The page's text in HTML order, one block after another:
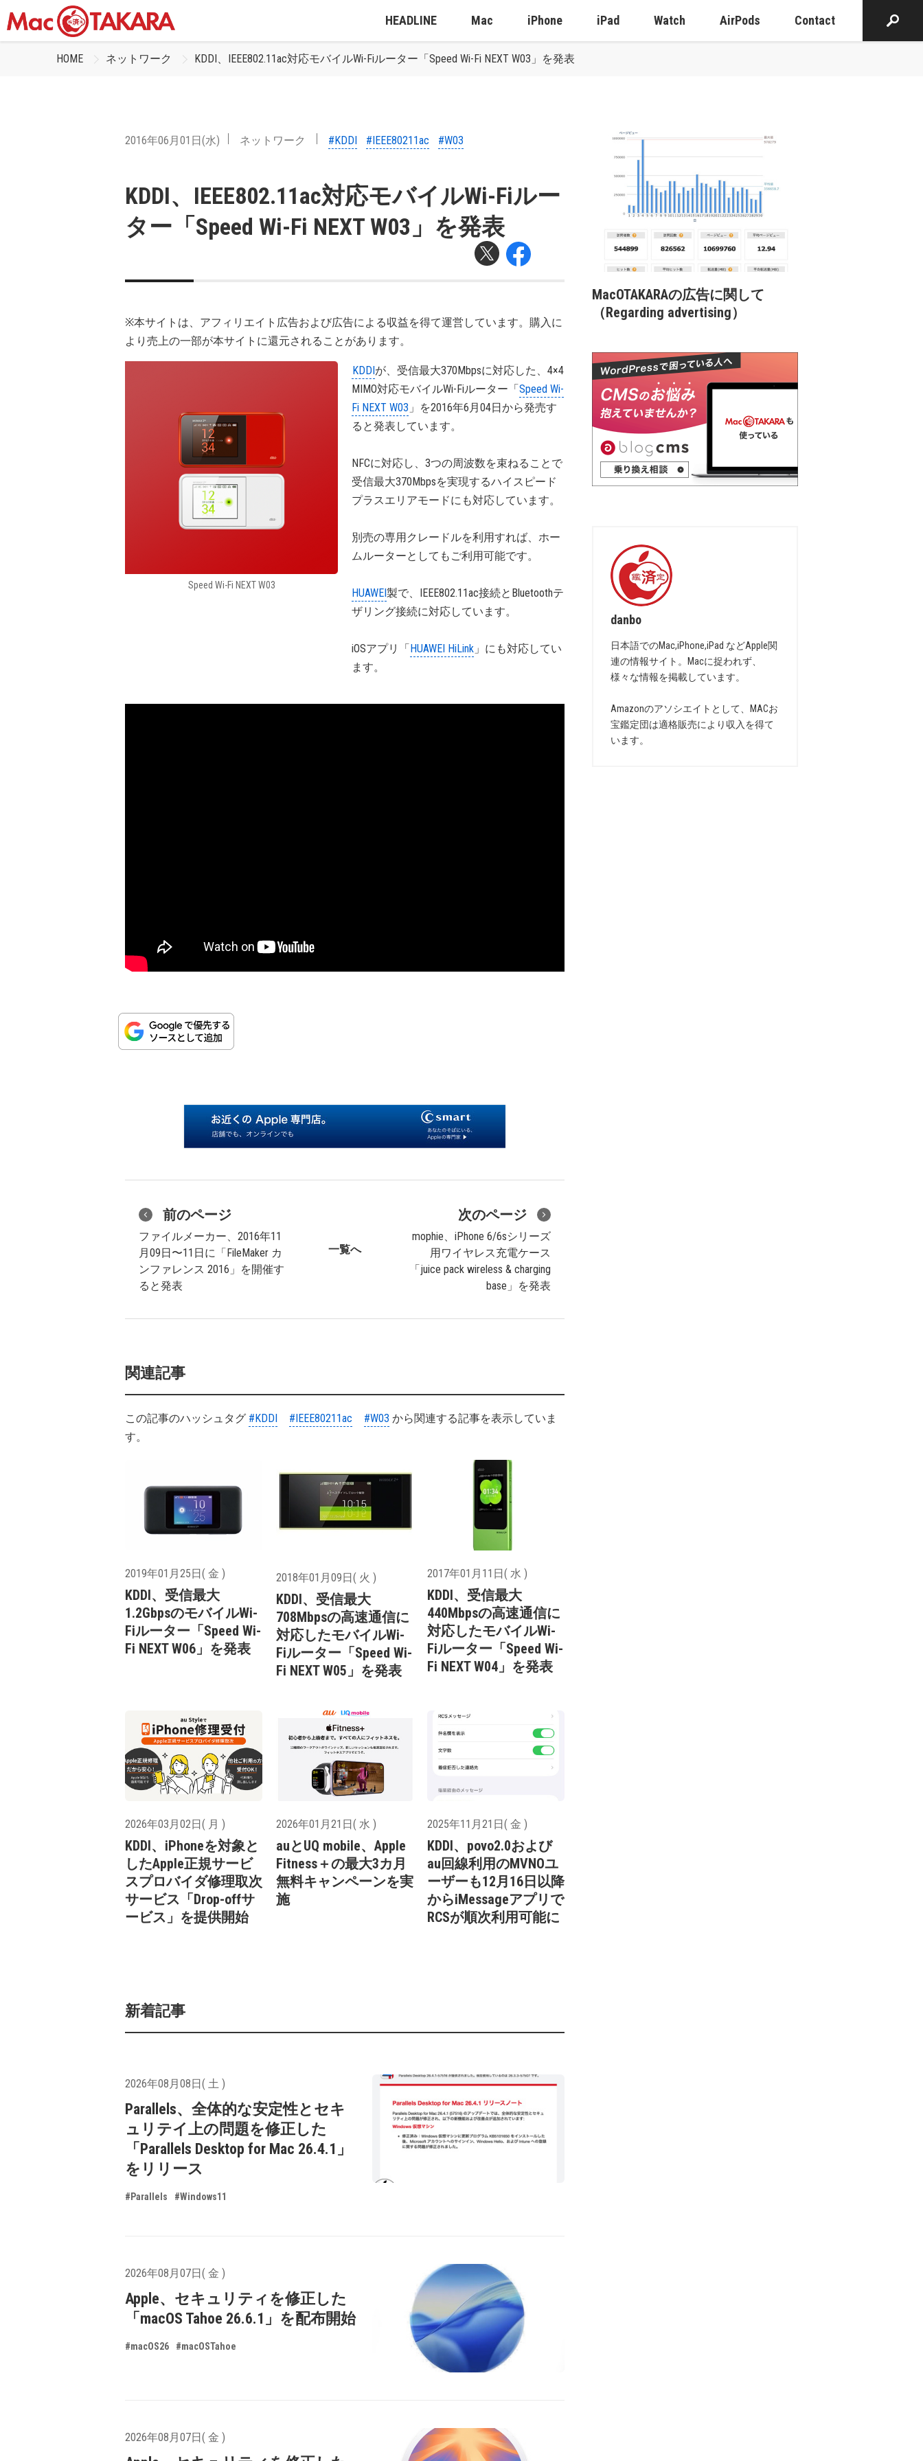
HEADLINE Mac iPhone iPad Watch AirPods Contact
HOME ネットワーク KDDI、IEEE802.11ac対応モバイルWi-Fiルーター「Speed Wi-Fi NEXT W03」を発表
2016年06月01日(水) ネットワーク #KDDI #IEEE80211ac #W03
KDDI、IEEE802.11ac対応モバイルWi-Fiルー
ター「Speed Wi-Fi NEXT W03」を発表
※本サイトは、アフィリエイト広告および広告による収益を得て運営しています。購入に
より売上の一部が本サイトに還元されることがあります。
Speed Wi-Fi NEXT W03
KDDIが、受信最大370Mbpsに対応した、4×4
MIMO対応モバイルWi-Fiルーター「Speed Wi-
Fi NEXT W03 」を2016年6月04日から発売す
ると発表しています。
NFCに対応し、3つの周波数を束ねることで
受信最大370Mbpsを実現するハイスピード
プラスエリアモードにも対応しています。
別売の専用クレードルを利用すれば、ホー
ムルーターとしてもご利用可能です。
HUAWEI製で、IEEE802.11ac接続とBluetoothテ
ザリング接続に対応しています。
iOSアプリ「HUAWEI HiLink 」にも対応してい
ます。
前のページ
ファイルメーカー、2016年11
月09日〜11日に「FileMaker カ
ンファレンス 2016」を開催す
ると発表
一覧へ
次のページ
mophie、iPhone 6/6sシリーズ
用ワイヤレス充電ケース
「juice pack wireless & charging
base」を発表
関連記事
この記事のハッシュタグ #KDDI #IEEE80211ac #W03 から関連する記事を表示していま
す。
2019年01月25日( 金 )
KDDI、受信最大
1.2GbpsのモバイルWi-
Fiルーター「Speed Wi-
Fi NEXT W06」を発表
2018年01月09日( 火 )
KDDI、受信最大
708Mbpsの高速通信に
対応したモバイルWi-
Fiルーター「Speed Wi-
Fi NEXT W05」を発表
2017年01月11日( 水 )
KDDI、受信最大
440Mbpsの高速通信に
対応したモバイルWi-
Fiルーター「Speed Wi-
Fi NEXT W04」を発表
2026年03月02日( 月 )
KDDI、iPhoneを対象と
したApple正規サービ
スプロバイダ修理取次
サービス「Drop-offサ
ービス」を提供開始
2026年01月21日( 水 )
auとUQ mobile、Apple
Fitness＋の最大3カ月
無料キャンペーンを実
施
2025年11月21日( 金 )
KDDI、povo2.0および
au回線利用のMVNOユ
ーザーも12月16日以降
からiMessageアプリで
RCSが順次利用可能に
新着記事
2026年08月08日( 土 )
Parallels、全体的な安定性とセキ
ュリテイ上の問題を修正した
「Parallels Desktop for Mac 26.4.1」
をリリース
#Parallels #Windows11
2026年08月07日( 金 )
Apple、セキュリティを修正した
「macOS Tahoe 26.6.1」を配布開始
#macOS26 #macOSTahoe
2026年08月07日( 金 )
MacOTAKARAの広告に関して
（Regarding advertising）
danbo
日本語でのMac,iPhone,iPad などApple関
連の情報サイト。Macに捉われず、
様々な情報を掲載しています。
Amazonのアソシエイトとして、MACお
宝鑑定団は適格販売により収入を得て
います。